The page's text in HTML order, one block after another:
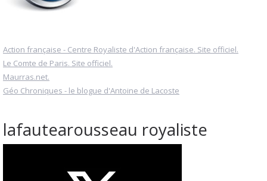
Action française - Centre Royaliste d'Action française. Site officiel.
Le Comte de Paris. Site officiel.
Maurras.net.
Géo Chroniques - le blogue d'Antoine de Lacoste
lafautearousseau royaliste